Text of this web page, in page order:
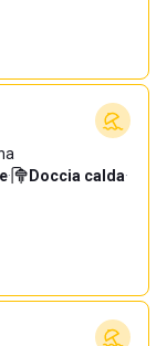
· Doccia calda·